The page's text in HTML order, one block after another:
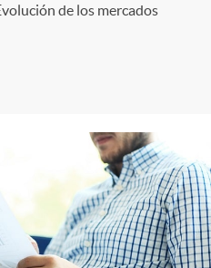
de los mercados